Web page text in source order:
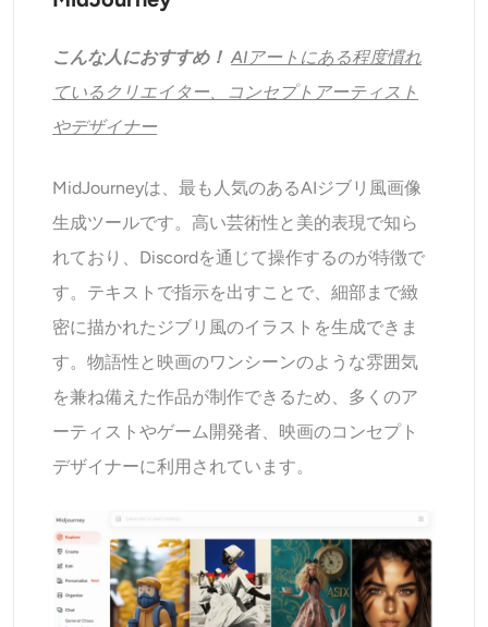
こんな人におすすめ！AIアートにある程度慣れ
ているクリエイター、コンセプトアーティスト
やデザイナー
MidJourneyは、最も人気のあるAIジブリ風画像
生成ツールです。高い芸術性と美的表現で知ら
れており、Discordを通じて操作するのが特徴で
す。テキストで指示を出すことで、細部まで緻
密に描かれたジブリ風のイラストを生成できま
す。物語性と映画のワンシーンのような雰囲気
を兼ね備えた作品が制作できるため、多くのア
ーティストやゲーム開発者、映画のコンセプト
デザイナーに利用されています。